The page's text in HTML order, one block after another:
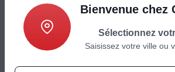
Bienvenue chez
Sélectionnez
Saisissez votre ville ou